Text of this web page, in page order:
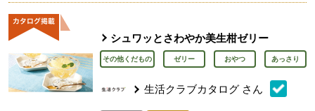
シュワッとさわやか美生柑ゼリー
その他くだもの ゼリー おやつ あっさり
生活クラブカタログ さん